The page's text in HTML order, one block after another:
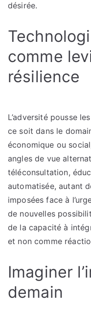
désirée.
comme
résilience
L’adversité pousse
ce soit dans le
économique ou
angles de vue
téléconsultation,
automatisée, autant
imposées face à
de nouvelles
de la capacité à
et non comme
Imaginer
demain